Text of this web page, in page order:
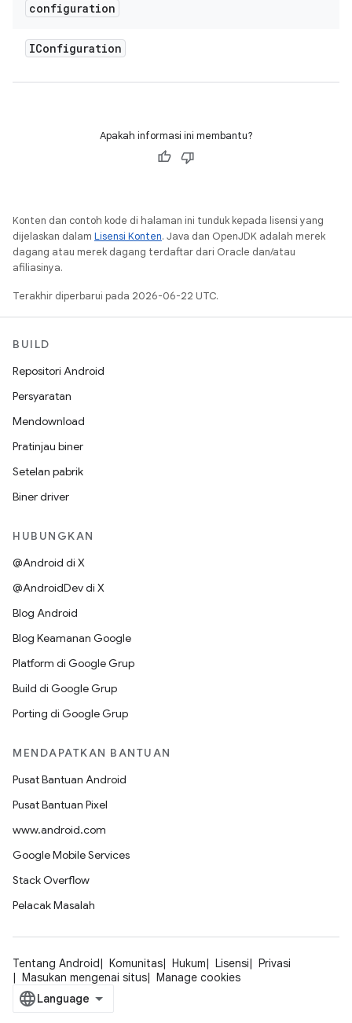
configuration
IConfiguration
Apakah informasi ini membantu?
Konten dan contoh kode di halaman ini tunduk kepada lisensi yang
dijelaskan dalam Lisensi Konten. Java dan OpenJDK adalah merek
dagang atau merek dagang terdaftar dari Oracle dan/atau
afiliasinya.
Terakhir diperbarui pada 2026-06-22 UTC.
BUILD
Repositori Android
Persyaratan
Mendownload
Pratinjau biner
Setelan pabrik
Biner driver
HUBUNGKAN
@Android di X
@AndroidDev di X
Blog Android
Blog Keamanan Google
Platform di Google Grup
Build di Google Grup
Porting di Google Grup
MENDAPATKAN BANTUAN
Pusat Bantuan Android
Pusat Bantuan Pixel
www.android.com
Google Mobile Services
Stack Overflow
Pelacak Masalah
Tentang Android Komunitas Hukum Lisensi
Privasi
Masukan mengenai situs
Manage cookies